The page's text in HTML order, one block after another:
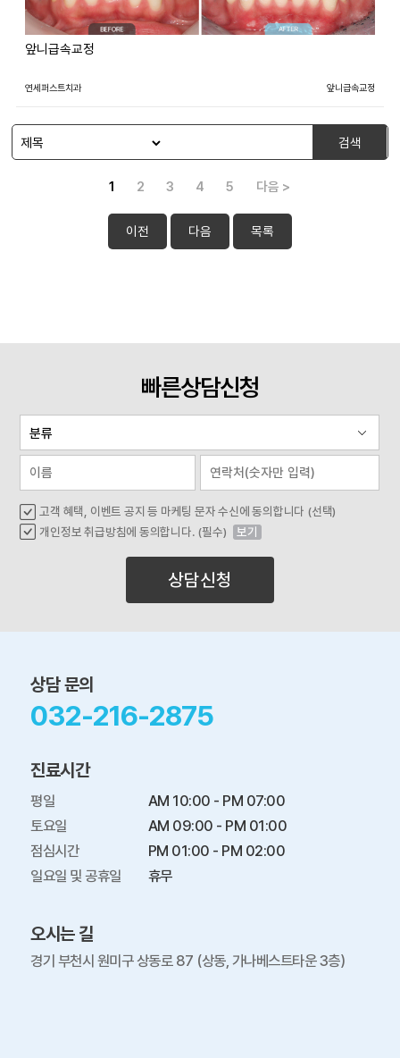
앞니급속교정
연세퍼스트치과 앞니급속교정
검색
1 2 3 4 5 다음 >
이전 다음 목록
빠른상담신청
고객 혜택, 이벤트 공지 등 마케팅 문자 수신에 동의합니다 (선택)
개인정보 취급방침에 동의합니다. (필수)
보기
상담신청
상담 문의
032-216-2875
진료시간
평일
토요일
점심시간
일요일 및 공휴일
AM 10:00 - PM 07:00
AM 09:00 - PM 01:00
PM 01:00 - PM 02:00
휴무
오시는 길
경기 부천시 원미구 상동로 87 (상동, 가나베스트타운 3층)